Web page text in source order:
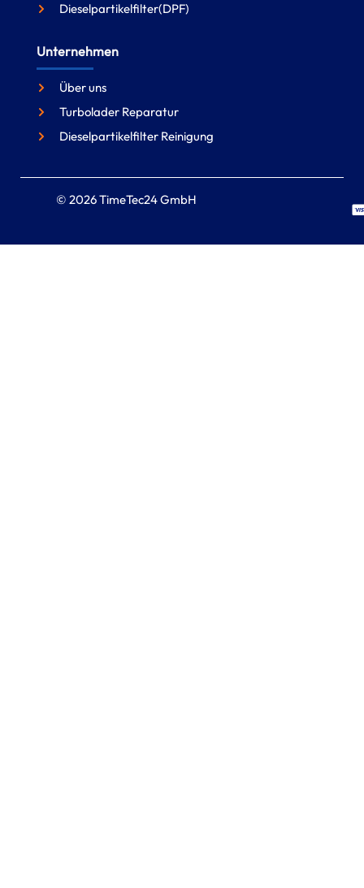
Dieselpartikelfilter(DPF)
Unternehmen
Über uns
Turbolader Reparatur
Dieselpartikelfilter Reinigung
© 2026 TimeTec24 GmbH